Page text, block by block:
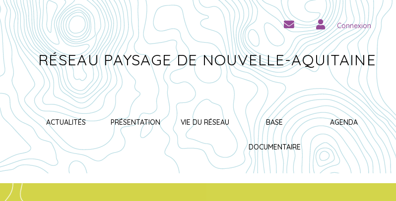
Connexion
RÉSEAU PAYSAGE DE NOUVELLE-AQUITAINE
ACTUALITÉS PRÉSENTATION VIE DU RÉSEAU BASE
DOCUMENTAIRE
AGENDA